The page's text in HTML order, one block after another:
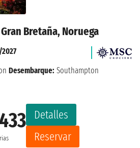
Bretaña, Noruega
Detalles
Reservar
Desembarque: Southampton